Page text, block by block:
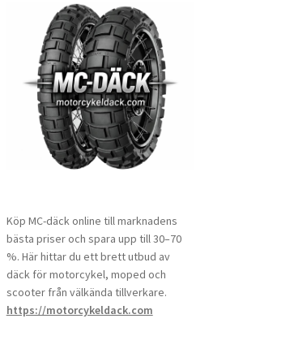
Köp MC-däck online till marknadens
bästa priser och spara upp till 30–70
%. Här hittar du ett brett utbud av
däck för motorcykel, moped och
scooter från välkända tillverkare.
https://motorcykeldack.com